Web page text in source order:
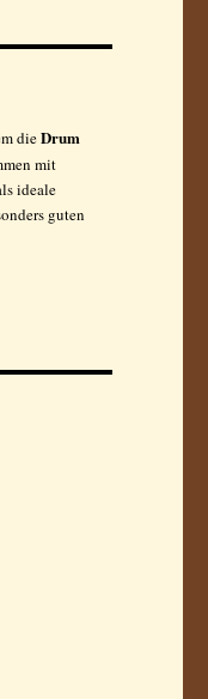
dieDrum
mit
ideale
guten